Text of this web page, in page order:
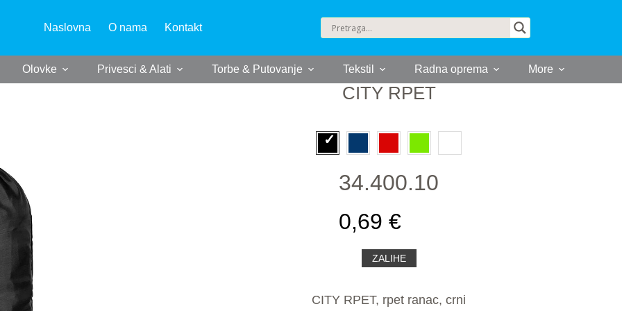
Naslovna O nama Kontakt
Olovke Privesci & Alati Torbe & Putovanje Tekstil Radna oprema More
CITY RPET
34.400.10
0,69 €
ZALIHE
CITY RPET, rpet ranac, crni